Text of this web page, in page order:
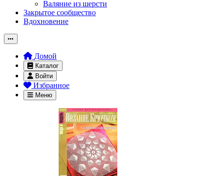
Валяние из шерсти
Закрытое сообщество
Вдохновение
Домой
Каталог
Войти
Избранное
Меню